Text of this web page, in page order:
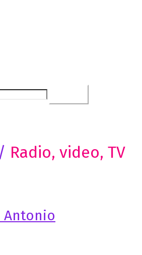
Radio, video, TV
Antonio